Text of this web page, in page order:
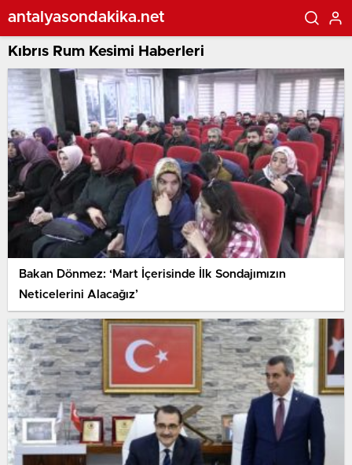
antalyasondakika.net
Kıbrıs Rum Kesimi Haberleri
Bakan Dönmez: ‘Mart İçerisinde İlk Sondajımızın
Neticelerini Alacağız’